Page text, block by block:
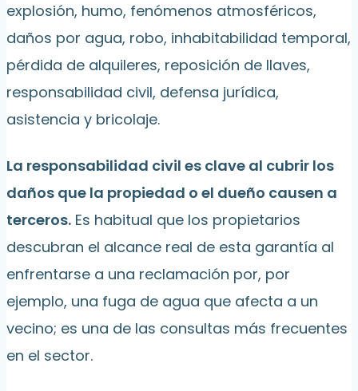
explosión, humo, fenómenos atmosféricos,
daños por agua, robo, inhabitabilidad temporal,
pérdida de alquileres, reposición de llaves,
responsabilidad civil, defensa jurídica,
asistencia y bricolaje.
La responsabilidad civil es clave al cubrir los
daños que la propiedad o el dueño causen a
terceros. Es habitual que los propietarios
descubran el alcance real de esta garantía al
enfrentarse a una reclamación por, por
ejemplo, una fuga de agua que afecta a un
vecino; es una de las consultas más frecuentes
en el sector.